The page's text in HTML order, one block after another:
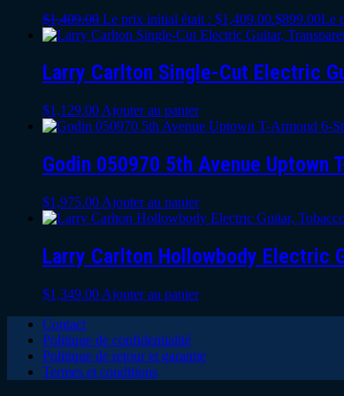
$1,409.00 Le prix initial était : $1,409.00.$899.00Le
Larry Carlton Single-Cut Electric
$1,129.00 Ajouter au panier
Godin 050970 5th Avenue Uptown
$1,975.00 Ajouter au panier
Larry Carlton Hollowbody Electric
$1,349.00 Ajouter au panier
Contact
Politique de confidentialité
Politique de retour et garantie
Termes et conditions